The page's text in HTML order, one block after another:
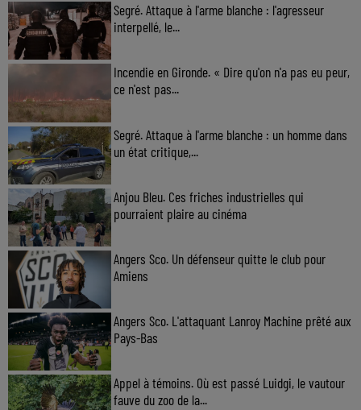
Segré. Attaque à l'arme blanche : l'agresseur
interpellé, le...
Incendie en Gironde. « Dire qu'on n'a pas eu peur,
ce n'est pas...
Segré. Attaque à l'arme blanche : un homme dans
un état critique,...
Anjou Bleu. Ces friches industrielles qui
pourraient plaire au cinéma
Angers Sco. Un défenseur quitte le club pour
Amiens
Angers Sco. L'attaquant Lanroy Machine prêté aux
Pays-Bas
Appel à témoins. Où est passé Luidgi, le vautour
fauve du zoo de la...